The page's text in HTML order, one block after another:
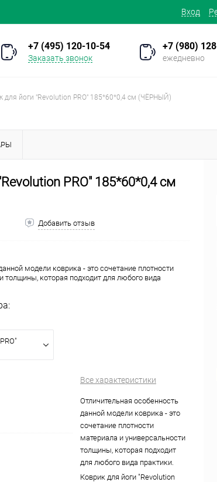
Вход
+7 (495) 120-10-54
Заказать звонок
+7 (980)
ежедневно
для йоги "Revolution PRO" 185*60*0,4 см (ЧЁРНЫЙ)
PRO" 185*60*0,4 см
Добавить отзыв
модели коврика - это сочетание плотности
толщины, которая подходит для любого вида
Все характеристики
Отличительная особенность
данной модели коврика - это
сочетание плотности
материала и универсальности
толщины, которая подходит
для любого вида практики.
Коврик для йоги "Revolution